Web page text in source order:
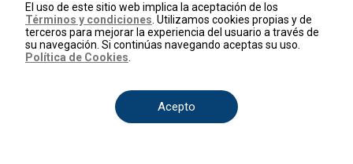
Clic VerdeClub de PrensaEl InformativoFlash Fashion
La entrevista de Tomás MosciattiLa MañanaLa NocheLa Tarde
Mesa de periodistasMujeres de AtaqueRazón de Estado
Responsabilidad SocialAtención al clienteAtención al inversionista
El uso de este sitio web implica la aceptación de los
Términos y condiciones . Utilizamos cookies propias y de
terceros para mejorar la experiencia del usuario a través de
su navegación. Si continúas navegando aceptas su uso.
Política de Cookies
Acepto